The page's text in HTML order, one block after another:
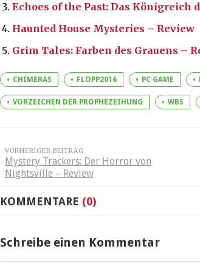
Echoes of the Past: Das Königreich
Haunted House Mysteries – Review
Grim Tales: Farben des Grauens –
CHIMERAS FLOPP2016 PC GAME
VORZEICHEN DER PROPHEZEIHUNG WBS
VORHERIGER BEITRAG
Mystery Trackers: Der Horror von
Nightsville – Review
KOMMENTARE (0)
Schreibe einen Kommentar